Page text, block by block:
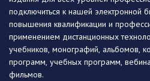
подключиться к нашей электронной
повышения квалификации и
применением дистанционных
учебников, монографий, альбомов,
программ, учебных программ,
фильмов.